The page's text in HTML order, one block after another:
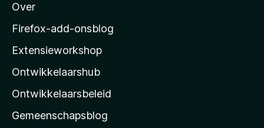
o
z
l
l
a
s
Over
Firefox-add-onsblog
Extensieworkshop
Ontwikkelaarshub
Ontwikkelaarsbeleid
Gemeenschapsblog